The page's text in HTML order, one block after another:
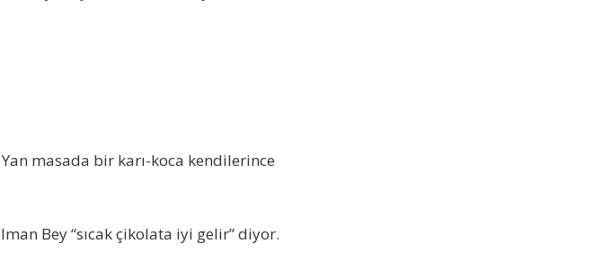
masada bir karı-koca kendilerince
Bey “sıcak çikolata iyi gelir” diyor.